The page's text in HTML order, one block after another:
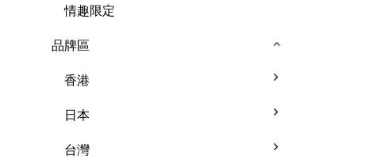
情趣限定
品牌區
香港
日本
台灣